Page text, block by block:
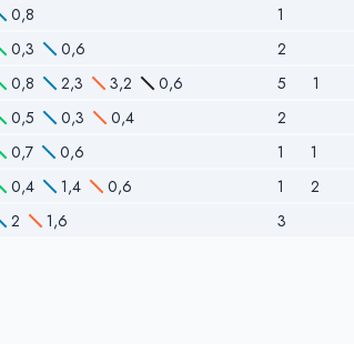
0,8 1
0,3 0,6 2
0,8 2,3 3,2 0,6 5 1
0,5 0,3 0,4 2
0,7 0,6 1 1
0,4 1,4 0,6 1 2
2 1,6 3